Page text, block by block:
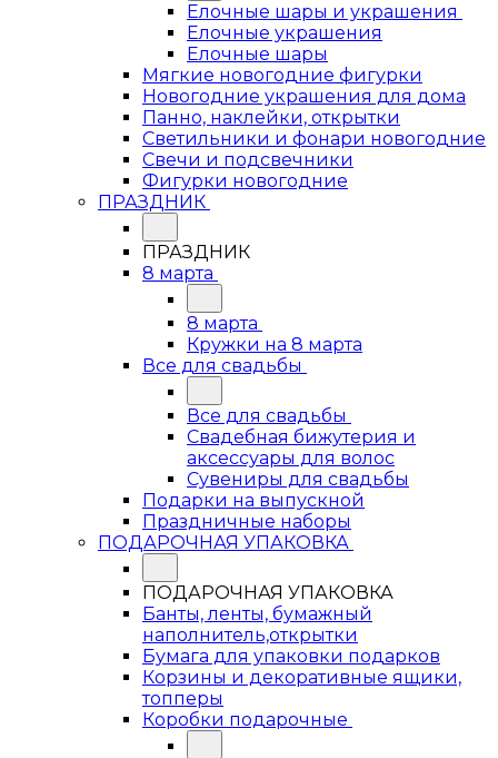
Елочные шары и украшения
Елочные украшения
Елочные шары
Мягкие новогодние фигурки
Новогодние украшения для дома
Панно, наклейки, открытки
Светильники и фонари новогодние
Свечи и подсвечники
Фигурки новогодние
ПРАЗДНИК
ПРАЗДНИК
8 марта
8 марта
Кружки на 8 марта
Все для свадьбы
Все для свадьбы
Свадебная бижутерия и
аксессуары для волос
Сувениры для свадьбы
Подарки на выпускной
Праздничные наборы
ПОДАРОЧНАЯ УПАКОВКА
ПОДАРОЧНАЯ УПАКОВКА
Банты, ленты, бумажный
наполнитель,открытки
Бумага для упаковки подарков
Корзины и декоративные ящики,
топперы
Коробки подарочные